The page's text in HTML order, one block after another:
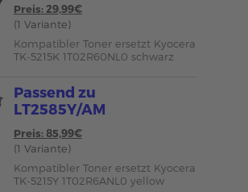
Preis: 29,99€
(1 Variante)
Kompatibler Toner ersetzt Kyocera
TK-5215K 1T02R60NL0 schwarz
Passend zu
LT2585Y/AM
Preis: 85,99€
(1 Variante)
Kompatibler Toner ersetzt Kyocera
TK-5215Y 1T02R6ANL0 yellow